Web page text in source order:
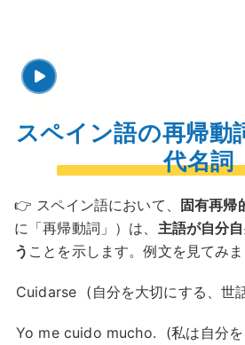
スペイン語の再帰動
代名詞
👉 スペイン語において、 固有再帰
に「再帰動詞」）は、 主語が自分
う ことを示します。例文を見てみま
Cuidarse (自分を大切にする、世
Yo me cuido mucho.
(私は自分